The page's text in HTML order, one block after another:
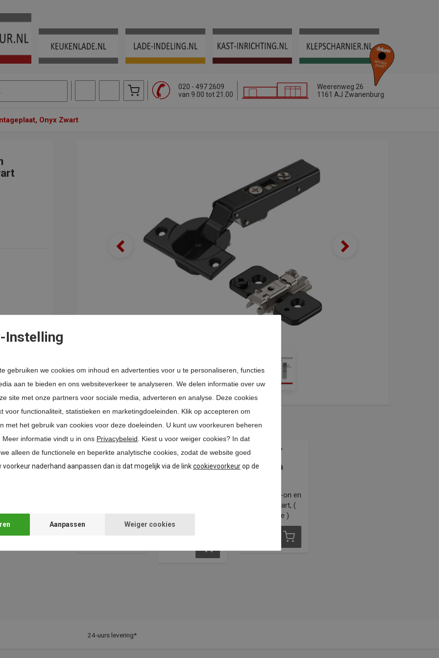
020 - 497 2609
van 9.00 tot 21.00
Weerenweg 26
1161 AJ Zwanenburg
Onyx Zwart
Gerelateerde producten
70.1503
Set van tip-on en
houder, zwart, (
lange versie )
24-uurs levering*
Instelling
gebruiken we cookies om inhoud en advertenties voor u te personaliseren, functies
aan te bieden en ons websiteverkeer te analyseren. We delen informatie over uw
site met onze partners voor sociale media, adverteren en analyse. Deze cookies
voor functionaliteit, statistieken en marketingdoeleinden. Klik op accepteren om
met het gebruik van cookies voor deze doeleinden. U kunt uw voorkeuren beheren
Meer informatie vindt u in ons Privacybeleid . Kiest u voor weiger cookies? In dat
alleen de functionele en beperkte analytische cookies, zodat de website goed
voorkeur naderhand aanpassen dan is dat mogelijk via de linkcookievoorkeurop de
Weiger cookies